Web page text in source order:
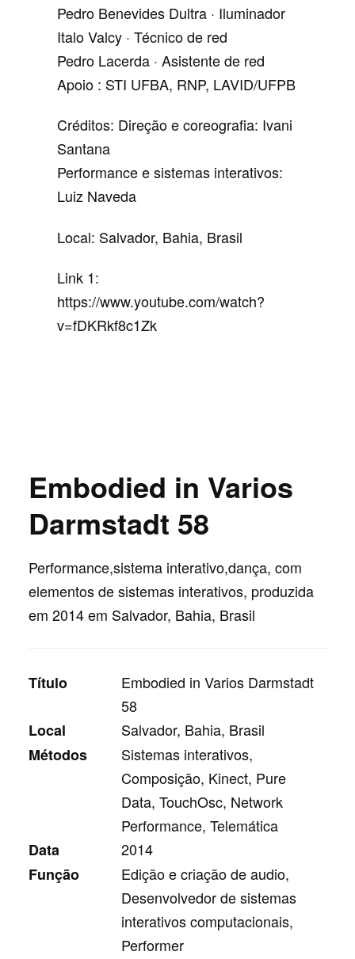
Pedro Benevides Dultra · Iluminador
Italo Valcy · Técnico de red
Pedro Lacerda · Asistente de red
Apoio : STI UFBA, RNP, LAVID/UFPB
Créditos: Direção e coreografia: Ivani
Santana
Performance e sistemas interativos:
Luiz Naveda
Local: Salvador, Bahia, Brasil
Link 1:
https://www.youtube.com/watch?
v=fDKRkf8c1Zk
Embodied in Varios
Darmstadt 58
Performance,sistema interativo,dança, com
elementos de sistemas interativos, produzida
em 2014 em Salvador, Bahia, Brasil
Título
Embodied in Varios Darmstadt
58
Local
Salvador, Bahia, Brasil
Métodos
Sistemas interativos,
Composição, Kinect, Pure
Data, TouchOsc, Network
Performance, Telemática
Data
2014
Função
Edição e criação de audio,
Desenvolvedor de sistemas
interativos computacionais,
Performer